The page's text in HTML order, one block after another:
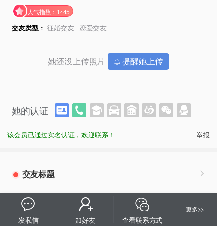
人气指数：1445
交友类型： 征婚交友 · 恋爱交友
她还没上传照片 提醒她上传
她的认证
该会员已通过实名认证，欢迎联系！ 举报
交友标题
生在成都长在上海，父母恩爱且高知。曾留学英国
从事金融，现ga
发私信 加好友 查看联系方式
更多>>